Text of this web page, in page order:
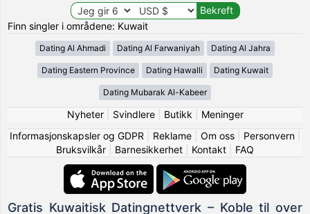
Finn singler i områdene: Kuwait
Dating Al Ahmadi Dating Al Farwaniyah Dating Al Jahra
Dating Eastern Province Dating Hawalli Dating Kuwait
Dating Mubarak Al-Kabeer
Nyheter| Svindlere| Butikk
Meninger
Informasjonskapsler og GDPR
Reklame| Om oss| Personvern|
Bruksvilkår
Barnesikkerhet Kontakt FAQ
Gratis Kuwaitisk Datingnettverk – Koble til over